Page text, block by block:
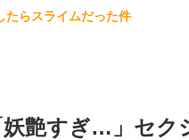
たらスライムだった件
艶すぎ…」セク